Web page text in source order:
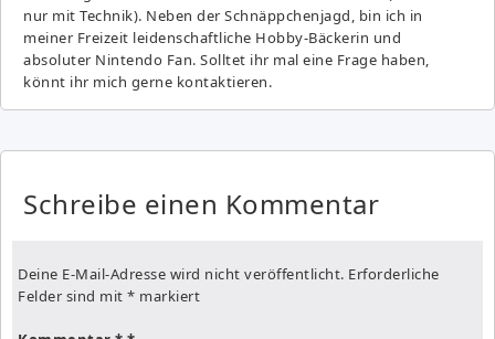
nur mit Technik). Neben der Schnäppchenjagd, bin ich in
meiner Freizeit leidenschaftliche Hobby-Bäckerin und
absoluter Nintendo Fan. Solltet ihr mal eine Frage haben,
könnt ihr mich gerne kontaktieren.
Schreibe einen Kommentar
Deine E-Mail-Adresse wird nicht veröffentlicht. Erforderliche
Felder sind mit * markiert